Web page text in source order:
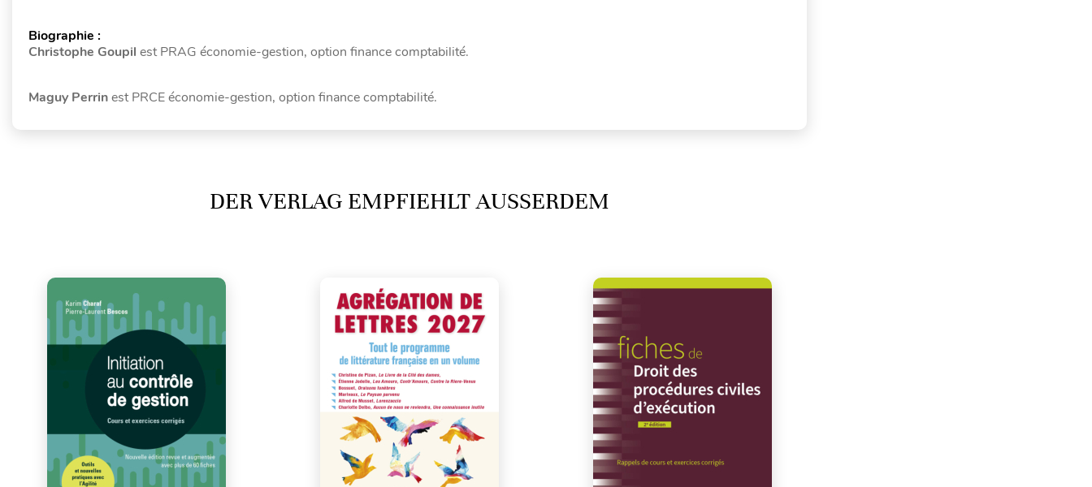
Biographie :
Christophe Goupil est PRAG économie-gestion, option finance comptabilité.
Maguy Perrinest PRCE économie-gestion, option finance comptabilité.
DER VERLAG EMPFIEHLT AUSSERDEM